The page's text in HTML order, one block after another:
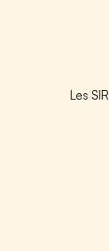
Les